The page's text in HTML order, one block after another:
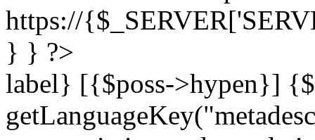
https://
} } ?>
label} [{$poss->hypen}]